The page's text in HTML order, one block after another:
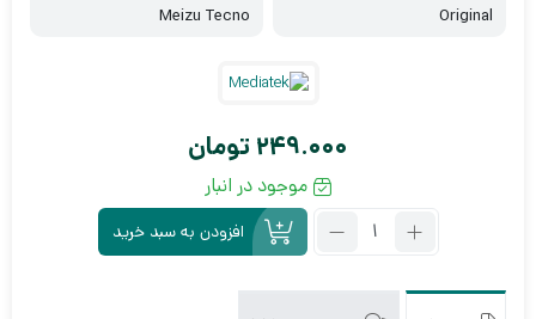
Original
Meizu Tecno
249.000 تومان
موجود در انبار
تعداد:
افزودن به سبد خرید